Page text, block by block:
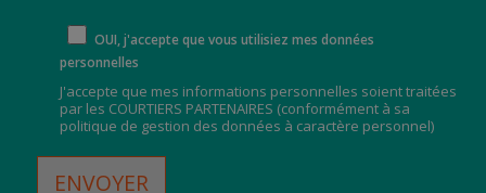
OUI, j'accepte que vous utilisiez mes données
personnelles
J'accepte que mes informations personnelles soient traitées
par les COURTIERS PARTENAIRES (conformément à sa
politique de gestion des données à caractère personnel)
ENVOYER